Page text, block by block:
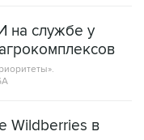
на службе у
Wildberries в